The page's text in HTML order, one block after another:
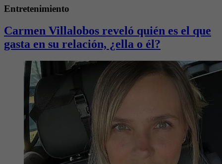
Entretenimiento
Carmen Villalobos reveló quién es el que
gasta en su relación, ¿ella o él?